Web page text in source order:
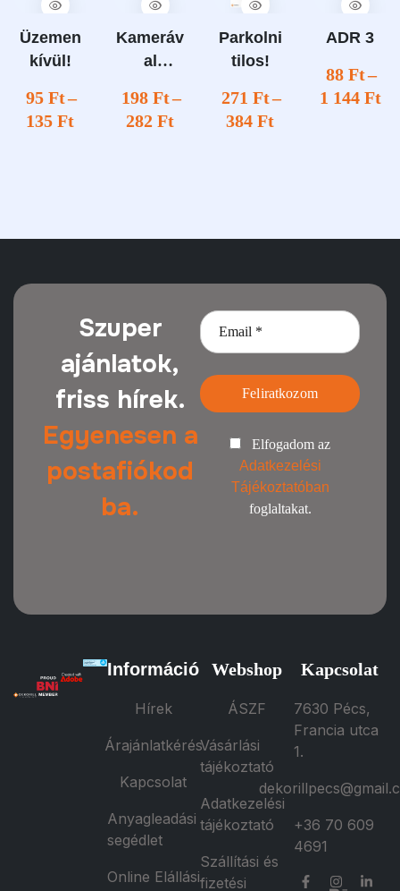
Üzemen
kívül!
95 Ft–
135 Ft
Kameráv
al
lt terület
198 Ft–
282 Ft
Parkolni
tilos!
271 Ft–
384 Ft
ADR 3
88 Ft–
1 144 Ft
Szuper
ajánlatok,
friss hírek.
Egyenesen a
postafiókod
ba.
Feliratkozom
Elfogadom az
Adatkezelési
Tájékoztatóban
foglaltakat.
Információ
Hírek
Árajánlatkérés
Kapcsolat
Anyagleadási
segédlet
Online Elállási
Webshop
ÁSZF
Vásárlási
tájékoztató
Adatkezelési
tájékoztató
Szállítási és
fizetési
Kapcsolat
7630 Pécs,
Francia utca
1.
+36 70 609
4691